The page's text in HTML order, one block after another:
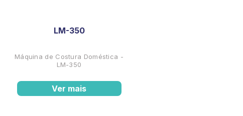
LM-350
Máquina de Costura Doméstica -
LM-350
Ver mais